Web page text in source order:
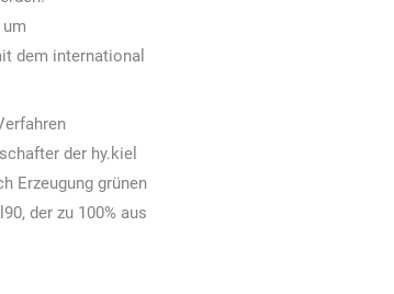
dem international
der hy.kiel
Erzeugung grünen
der zu 100% aus